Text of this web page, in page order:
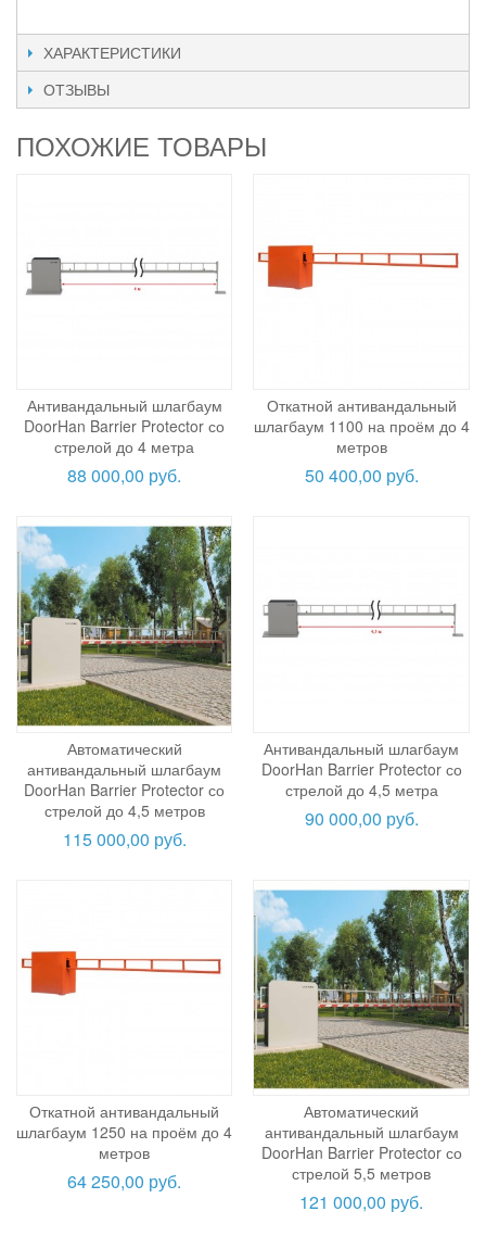
ХАРАКТЕРИСТИКИ
ОТЗЫВЫ
ПОХОЖИЕ ТОВАРЫ
Антивандальный шлагбаум
DoorHan Barrier Protector со
стрелой до 4 метра
88 000,00 руб.
Откатной антивандальный
шлагбаум 1100 на проём до 4
метров
50 400,00 руб.
Автоматический
антивандальный шлагбаум
DoorHan Barrier Protector со
стрелой до 4,5 метров
115 000,00 руб.
Антивандальный шлагбаум
DoorHan Barrier Protector со
стрелой до 4,5 метра
90 000,00 руб.
Откатной антивандальный
шлагбаум 1250 на проём до 4
метров
64 250,00 руб.
Автоматический
антивандальный шлагбаум
DoorHan Barrier Protector со
стрелой 5,5 метров
121 000,00 руб.